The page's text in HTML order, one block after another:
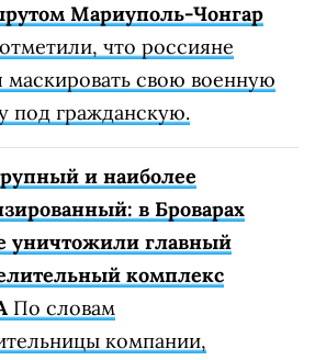
Мариуполь-Чонгар
что россияне
маскировать свою военную
под гражданскую.
и наиболее
в Броварах
уничтожили главный
комплекс
По словам
компании,